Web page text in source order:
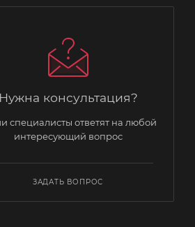
Нужна консультация?
специалисты ответят на любой
интересующий вопрос
ЗАДАТЬ ВОПРОС